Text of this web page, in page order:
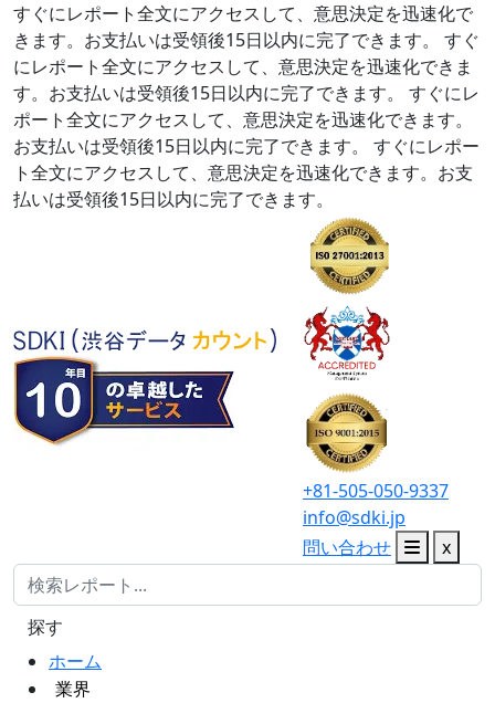
すぐにレポート全文にアクセスして、意思決定を迅速化で
きます。お支払いは受領後15日以内に完了できます。
すぐ
にレポート全文にアクセスして、意思決定を迅速化できま
す。お支払いは受領後15日以内に完了できます。
すぐにレ
ポート全文にアクセスして、意思決定を迅速化できます。
お支払いは受領後15日以内に完了できます。
すぐにレポー
ト全文にアクセスして、意思決定を迅速化できます。お支
払いは受領後15日以内に完了できます。
+81-505-050-9337
info@sdki.jp
問い合わせ
x
ホーム
業界
探す